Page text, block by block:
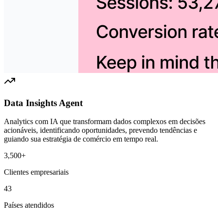
Data Insights Agent
Analytics com IA que transformam dados complexos em decisões
acionáveis, identificando oportunidades, prevendo tendências e
guiando sua estratégia de comércio em tempo real.
3,500+
Clientes empresariais
43
Países atendidos